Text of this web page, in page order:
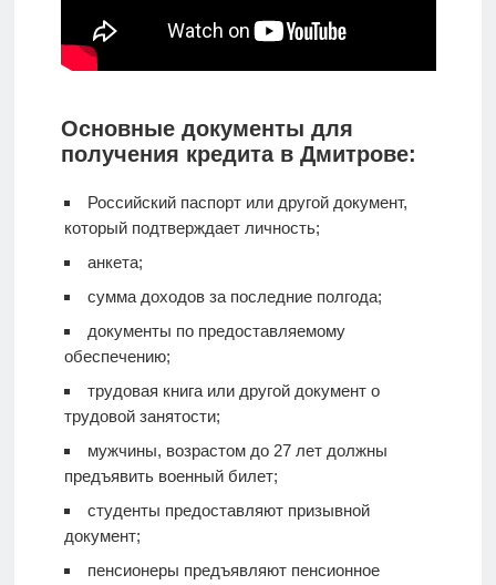
Основные документы для
получения кредита в Дмитрове:
Российский паспорт или другой документ,
который подтверждает личность;
анкета;
сумма доходов за последние полгода;
документы по предоставляемому
обеспечению;
трудовая книга или другой документ о
трудовой занятости;
мужчины, возрастом до 27 лет должны
предъявить военный билет;
студенты предоставляют призывной
документ;
пенсионеры предъявляют пенсионное